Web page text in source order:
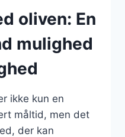
oliven: En
mulighed
ikke kun en
måltid, men det
der kan